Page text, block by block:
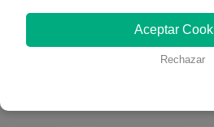
También
interesar
Aceptar
Rechazar